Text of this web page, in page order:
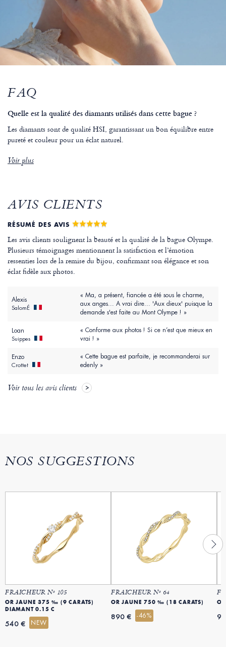
FAQ
Quelle est la qualité des diamants utilisés dans cette bague ?
Les diamants sont de qualité HSI, garantissant un bon équilibre entre
pureté et couleur pour un éclat naturel.
Voir plus
AVIS CLIENTS
RÉSUMÉ DES AVIS
Les avis clients soulignent la beauté et la qualité de la bague Olympe.
Plusieurs témoignages mentionnent la satisfaction et l’émotion
ressenties lors de la remise du bijou, confirmant son élégance et son
éclat fidèle aux photos.
Alexis
SalomÉ
« Ma, a présent, fiancée a été sous le charme,
aux anges... A vrai dire... 'Aux dieux' puisque la
demande s'est faite au Mont Olympe ! »
Loan
Suippes
« Conforme aux photos ! Si ce n’est que mieux en
vrai ! »
Enzo
Crottet
« Cette bague est parfaite, je recommanderai sur
edenly »
Voir tous les avis clients
NOS SUGGESTIONS
FRAICHEUR Nº 105
OR JAUNE 375 ‰ (9 CARATS)
DIAMANT 0.15 C
540 € NEW
FRAICHEUR Nº 64
OR JAUNE 750 ‰ (18 CARATS)
890 € -46%